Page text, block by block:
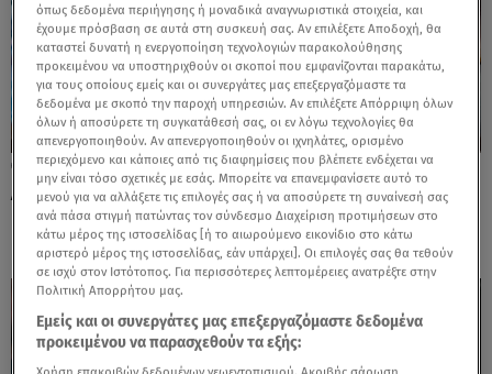
21.07.26, 23:05
Λίλα Μπακλέση: Το χιουμοριστικό της
μήνυμα σε προχωρημένη εγκυμοσύνη!
όπως δεδομένα περιήγησης ή μοναδικά αναγνωριστικά στοιχεία, και
έχουμε πρόσβαση σε αυτά στη συσκευή σας. Αν επιλέξετε Αποδοχή, θα
καταστεί δυνατή η ενεργοποίηση τεχνολογιών παρακολούθησης
προκειμένου να υποστηριχθούν οι σκοποί που εμφανίζονται παρακάτω,
για τους οποίους εμείς και οι συνεργάτες μας επεξεργαζόμαστε τα
δεδομένα με σκοπό την παροχή υπηρεσιών. Αν επιλέξετε Απόρριψη όλων
όλων ή αποσύρετε τη συγκατάθεσή σας, οι εν λόγω τεχνολογίες θα
απενεργοποιηθούν. Αν απενεργοποιηθούν οι ιχνηλάτες, ορισμένο
περιεχόμενο και κάποιες από τις διαφημίσεις που βλέπετε ενδέχεται να
μην είναι τόσο σχετικές με εσάς. Μπορείτε να επανεμφανίσετε αυτό το
μενού για να αλλάξετε τις επιλογές σας ή να αποσύρετε τη συναίνεσή σας
ανά πάσα στιγμή πατώντας τον σύνδεσμο Διαχείριση προτιμήσεων στο
κάτω μέρος της ιστοσελίδας [ή το αιωρούμενο εικονίδιο στο κάτω
αριστερό μέρος της ιστοσελίδας, εάν υπάρχει]. Οι επιλογές σας θα τεθούν
σε ισχύ στον Ιστότοπος. Για περισσότερες λεπτομέρειες ανατρέξτε στην
Πολιτική Απορρήτου μας.
Εμείς και οι συνεργάτες μας επεξεργαζόμαστε δεδομένα
προκειμένου να παρασχεθούν τα εξής: